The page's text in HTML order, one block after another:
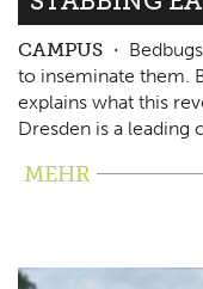
CAMPUS
to inseminate them.
explains what this
Dresden is a leading
MEHR